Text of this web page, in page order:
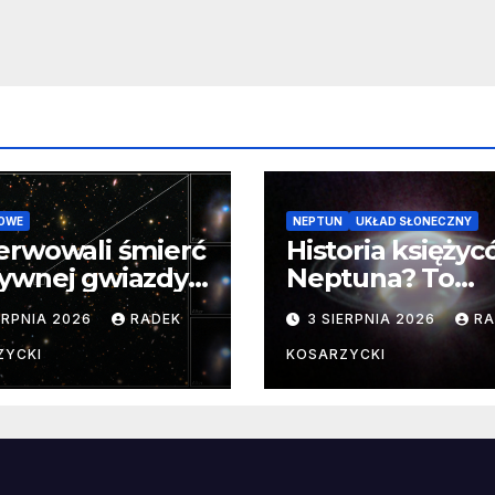
śmierć
gwiazdy
cenne
2026 RADEK
NEPTUN UKŁAD SŁONECZNY
Historia
Neptuna? To
skomplikowane
3 SIERPNIA 2026
KOSARZYCKI